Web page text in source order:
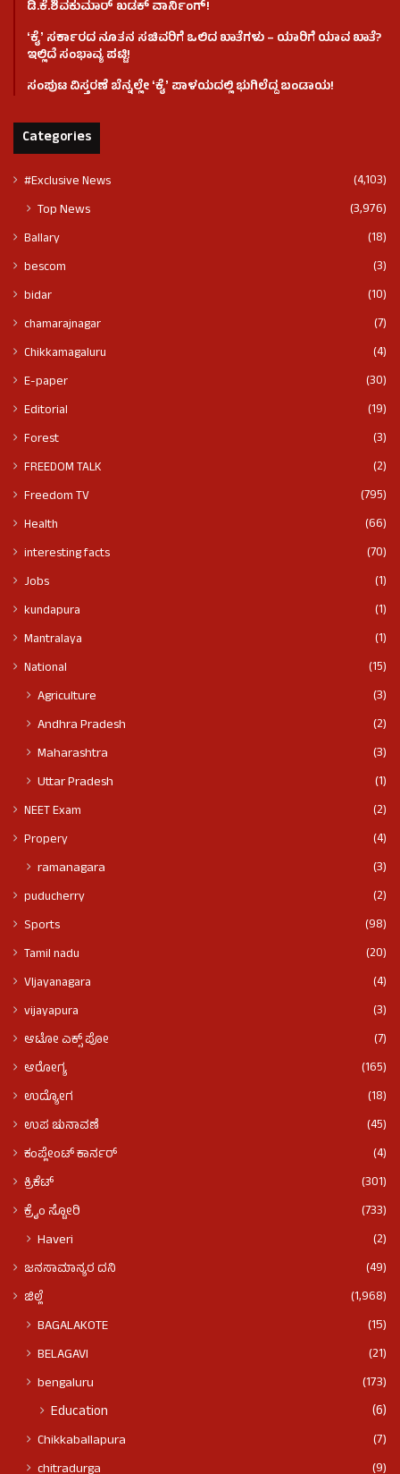
ಡಿ.ಕೆ.ಶಿವಕುಮಾರ್ ಖಡಕ್ ವಾರ್ನಿಂಗ್!
ʻಕೈʼ ಸರ್ಕಾರದ ನೂತನ ಸಚಿವರಿಗೆ ಒಲಿದ ಖಾತೆಗಳು – ಯಾರಿಗೆ ಯಾವ ಖಾತೆ?
ಇಲ್ಲಿದೆ ಸಂಭಾವ್ಯ ಪಟ್ಟಿ!
ಸಂಪುಟ ವಿಸ್ತರಣೆ ಬೆನ್ನಲ್ಲೇ ʻಕೈʼ ಪಾಳಯದಲ್ಲಿ ಭುಗಿಲೆದ್ದ ಬಂಡಾಯ!
Categories
#Exclusive News (4,103)
Top News (3,976)
Ballary
(18)
bescom
(3)
bidar
(10)
chamarajnagar
(7)
Chikkamagaluru
(4)
E-paper
(30)
Editorial
(19)
Forest
(3)
FREEDOM TALK
(2)
Freedom TV
(795)
Health
(66)
interesting facts
(70)
Jobs
(1)
kundapura
(1)
Mantralaya
(1)
National
(15)
Agriculture
(3)
Andhra Pradesh
(2)
Maharashtra
(3)
Uttar Pradesh
(1)
NEET Exam
(2)
Propery
(4)
ramanagara (3)
puducherry
(2)
Sports
(98)
Tamil nadu
(20)
VIjayanagara
(4)
vijayapura
(3)
ಆಟೋ ಎಕ್ಸ್ ಪೋ
(7)
ಆರೋಗ್ಯ
(165)
ಉದ್ಯೋಗ
(18)
ಉಪ ಚುನಾವಣೆ
(45)
ಕಂಪ್ಲೇಂಟ್ ಕಾರ್ನರ್
(4)
ಕ್ರಿಕೆಟ್
(301)
ಕ್ರೈಂ ಸ್ಟೋರಿ
(733)
Haveri (2)
ಜನಸಾಮಾನ್ಯರ ದನಿ
(49)
ಜಿಲ್ಲೆ
(1,968)
BAGALAKOTE
(15)
BELAGAVI
(21)
bengaluru
(173)
Education (6)
Chikkaballapura
(7)
chitradurga
(9)